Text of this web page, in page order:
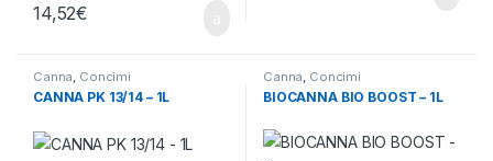
14,52€
Canna, Concimi
CANNA PK 13/14 – 1L
Canna, Concimi
BIOCANNA BIO BOOST – 1L